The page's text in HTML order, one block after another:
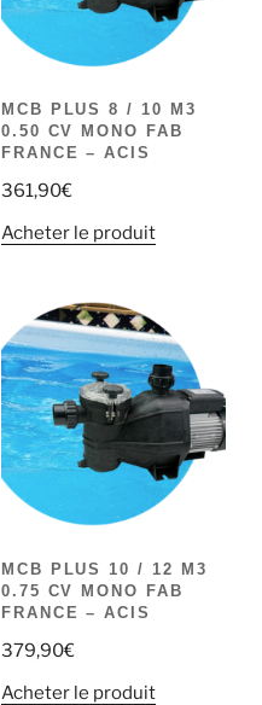
MCB PLUS 8 / 10 M3
0.50 CV MONO FAB
FRANCE – ACIS
361,90€
Acheter le produit
MCB PLUS 10 / 12 M3
0.75 CV MONO FAB
FRANCE – ACIS
379,90€
Acheter le produit